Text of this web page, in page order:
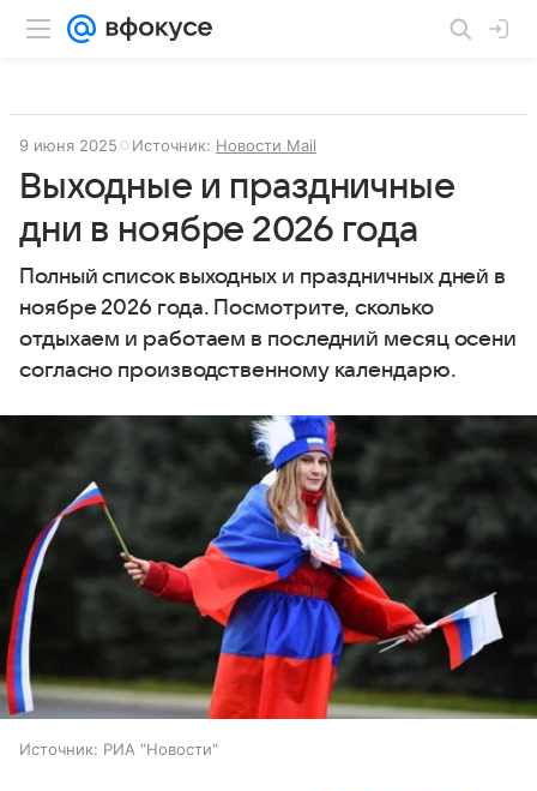
9 июня 2025 Источник: Новости Mail
Выходные и праздничные
дни в ноябре 2026 года
Полный список выходных и праздничных дней в
ноябре 2026 года. Посмотрите, сколько
отдыхаем и работаем в последний месяц осени
согласно производственному календарю.
Источник: РИА "Новости"